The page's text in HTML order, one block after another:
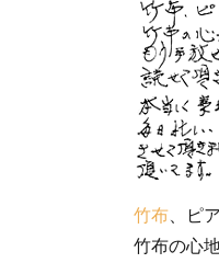
竹布 、ピ
竹布の心